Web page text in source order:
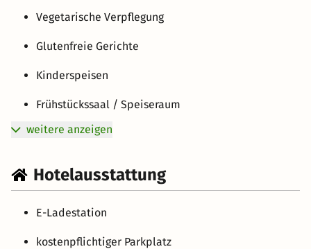
Vegetarische Verpflegung
Glutenfreie Gerichte
Kinderspeisen
Frühstückssaal / Speiseraum
weitere anzeigen
Hotelausstattung
E-Ladestation
kostenpflichtiger Parkplatz